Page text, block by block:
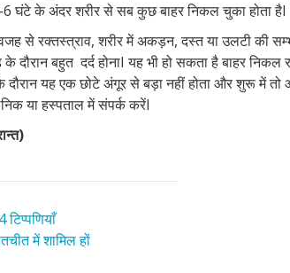
घंटे के अंदर शरीर से सब कुछ बाहर निकल चुका होता हैI
से रक्तस्त्राव, शरीर में अकड़न, दस्त या उलटी की
दौरान बहुत दर्द होनाI यह भी हो सकता है बाहर
यह एक छोटे अंगूर से बड़ा नहीं होता और शुरू में तो
या हस्पताल में संपर्क करेंI
)
टिप्पणियाँ
में शामिल हों